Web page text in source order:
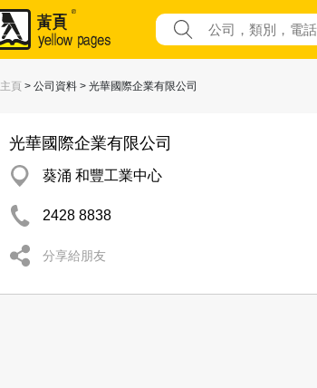
主頁 > 公司資料 > 光華國際企業有限公司
光華國際企業有限公司
葵涌 和豐工業中心
2428 8838
分享給朋友